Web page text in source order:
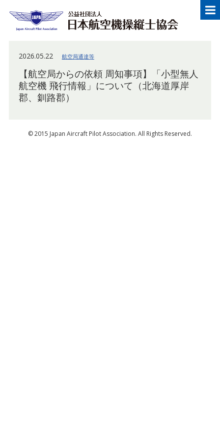
Japan Aircraft Pilot Association 公
2026.05.22 航空局通達等
【航空局からの依頼 周知事項】「小型無人
航空機 飛行情報」について（北海道厚岸
郡、釧路郡）
© 2015 Japan Aircraft Pilot Association. All Rights Reserved.